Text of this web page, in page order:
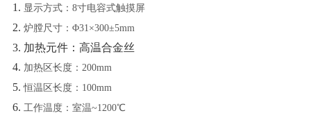
1. 显示方式： 8寸电容式触摸屏
2. 炉膛尺寸： Φ31×300±5mm
3. 加热元件：高温合金丝
4. 加热区长度： 200mm
5.恒温区长度： 100mm
6. 工作温度：室温~1200℃